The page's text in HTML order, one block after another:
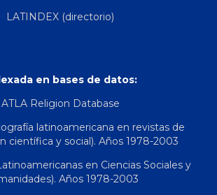
LATINDEX (directorio)
en bases de datos:
ATLA Religion Database
latinoamericana en revistas de
científica y social). Años 1978-2003
en Ciencias Sociales y
Años 1978-2003